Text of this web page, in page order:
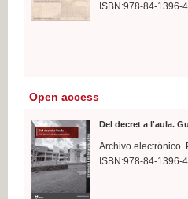
ISBN:978-84-1396-
Open access
Del decret a l'aula.
Archivo electrónico.
ISBN:978-84-1396-